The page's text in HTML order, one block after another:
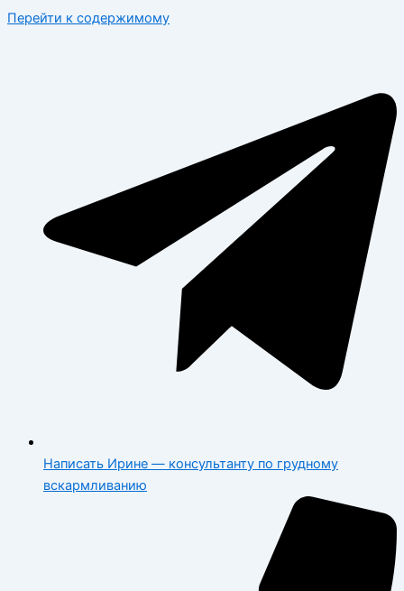
Перейти к содержимому
Написать Ирине — консультанту по грудному
вскармливанию